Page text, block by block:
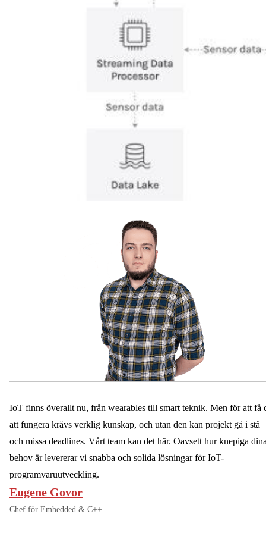
IoT finns överallt nu, från wearables till smart teknik. Men för att få
att fungera krävs verklig kunskap, och utan den kan projekt gå i stå
och missa deadlines. Vårt team kan det här. Oavsett hur knepiga
behov är levererar vi snabba och solida lösningar för IoT-
programvaruutveckling.
Eugene Govor
Chef för Embedded & C++